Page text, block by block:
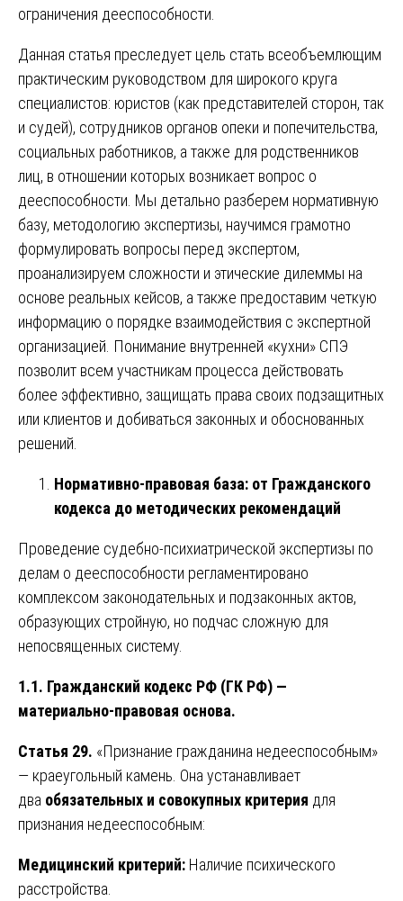
ограничения дееспособности.
Данная статья преследует цель стать всеобъемлющим
практическим руководством для широкого круга
специалистов: юристов (как представителей сторон, так
и судей), сотрудников органов опеки и попечительства,
социальных работников, а также для родственников
лиц, в отношении которых возникает вопрос о
дееспособности. Мы детально разберем нормативную
базу, методологию экспертизы, научимся грамотно
формулировать вопросы перед экспертом,
проанализируем сложности и этические дилеммы на
основе реальных кейсов, а также предоставим четкую
информацию о порядке взаимодействия с экспертной
организацией. Понимание внутренней «кухни» СПЭ
позволит всем участникам процесса действовать
более эффективно, защищать права своих подзащитных
или клиентов и добиваться законных и обоснованных
решений.
Нормативно-правовая база: от Гражданского
кодекса до методических рекомендаций
Проведение судебно-психиатрической экспертизы по
делам о дееспособности регламентировано
комплексом законодательных и подзаконных актов,
образующих стройную, но подчас сложную для
непосвященных систему.
1.1. Гражданский кодекс РФ (ГК РФ) —
материально-правовая основа.
Статья 29. «Признание гражданина недееспособным»
— краеугольный камень. Она устанавливает
два обязательных и совокупных критерия для
признания недееспособным:
Медицинский критерий: Наличие психического
расстройства.